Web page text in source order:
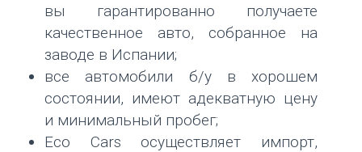
вы гарантированно получаете
качественное авто, собранное на
заводе в Испании;
все автомобили б/у в хорошем
состоянии, имеют адекватную цену
и минимальный пробег;
Eco Cars осуществляет импорт,